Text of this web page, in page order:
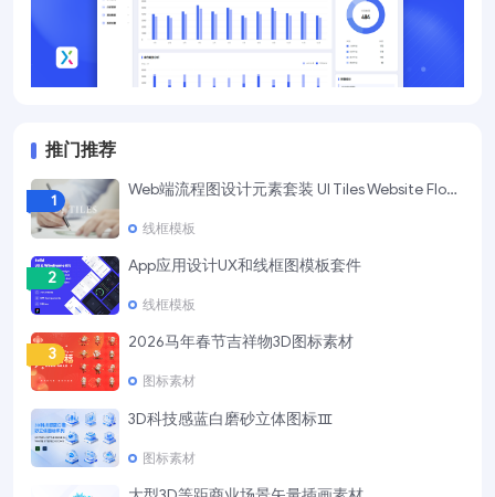
推门推荐
1
Web端流程图设计元素套装 UI Tiles Website Flowcharts
线框模板
2
App应用设计UX和线框图模板套件
线框模板
3
2026马年春节吉祥物3D图标素材
图标素材
4
3D科技感蓝白磨砂立体图标Ⅲ
图标素材